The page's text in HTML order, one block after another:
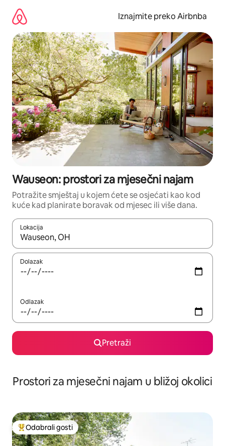
sadržaj
Iznajmite preko Airbnba
Wauseon: prostori za mjesečni najam
Potražite smještaj u kojem ćete se osjećati kao kod
kuće kad planirate boravak od mjesec ili više dana.
Lokacija
Kada budu dostupni rezultati, moći ćete ih pregledati
Dolazak
Odlazak
Pretraži
Prostori za mjesečni najam u bližoj okolici
Među najviše rangiranima s oznakom „Odabrali gosti”
Odabrali gosti